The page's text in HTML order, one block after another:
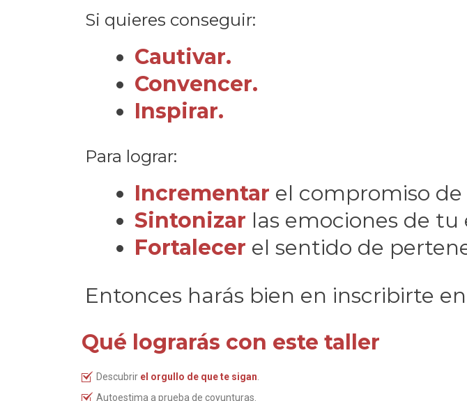
Si quieres conseguir:
Cautivar.
Convencer.
Inspirar.
Para lograr:
Incrementar el compromiso
Sintonizar las emociones de tu
Fortalecer el sentido de
Entonces harás bien en inscribirte
Qué lograrás con este taller
Descubrir el orgullo de que te sigan
Autoestima a prueba de coyunturas.